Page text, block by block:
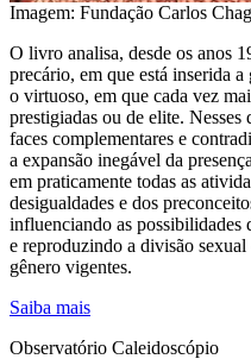
Imagem: Fundação Carlos
O livro analisa, desde os anos
precário, em que está inserida
o virtuoso, em que cada vez
prestigiadas ou de elite. Nesses
faces complementares e
a expansão inegável da
em praticamente todas as
desigualdades e dos
influenciando as possibilidades
e reproduzindo a divisão
gênero vigentes.
Saiba mais
Observatório Caleidoscópio